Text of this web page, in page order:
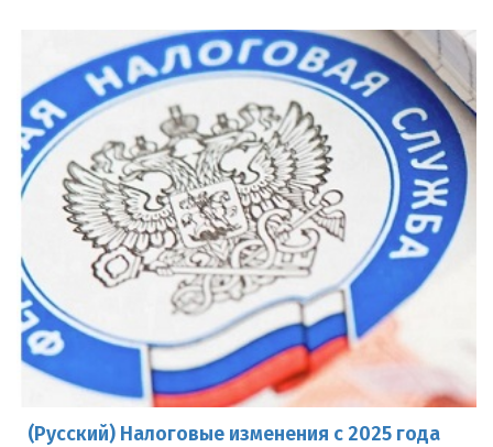
(Русский) Налоговые изменения с 2025 года